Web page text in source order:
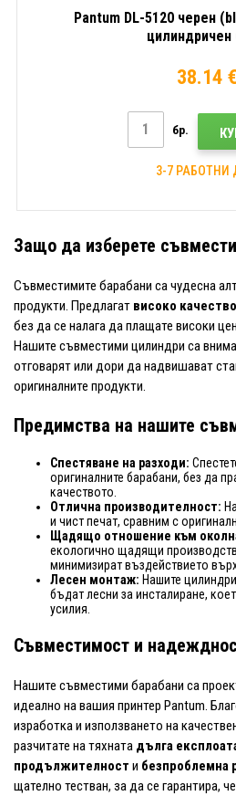
Pantum DL-5120 черен
цилиндричен
38.14 €
бр.
3-7 РАБОТНИ
Защо да изберете
Съвместимите барабани са чудесна
продукти. Предлагат високо
без да се налага да плащате високи
Нашите съвместими цилиндри са
отговарят или дори да надвишават
оригиналните продукти.
Предимства на нашите
Спестяване на разходи:
оригиналните барабани, без да
качеството.
Отлична производителност:
и чист печат, сравним с
Щадящо отношение към
екологично щадящи
минимизират въздействието
Лесен монтаж: Нашите
бъдат лесни за инсталиране,
усилия.
Съвместимост и
Нашите съвместими барабани са
идеално на вашия принтер Pantum.
изработка и използването на
разчитате на тяхната дълга
продължителност и безпроблемна
щателно тестван, за да се гарантира,